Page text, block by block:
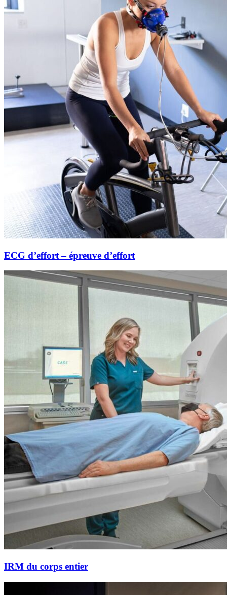
ECG d’effort – épreuve d’effort
IRM du corps entier